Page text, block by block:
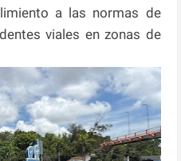
a las normas de
viales en zonas de